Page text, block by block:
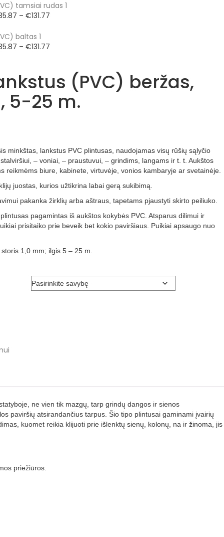
– €131.77Price
through
– €131.77Price
through
€131.77(PVC) beržas,
5-25 m.
minkštas, lankstus PVC plintusas, naudojamas visų rūšių sąlyčio
– voniai, – praustuvui, – grindims, langams ir t. t. Aukštos
reikmėms biure, kabinete, virtuvėje, vonios kambaryje ar svetainėje.
juostas, kurios užtikrina labai gerą sukibimą.
pakanka žirklių arba aštraus, tapetams pjaustyti skirto peiliuko.
pagamintas iš aukštos kokybės PVC. Atsparus dilimui ir
prisitaiko prie beveik bet kokio paviršiaus. Puikiai apsaugo nuo
1,0 mm; ilgis 5 – 25 m.
ne vien tik mazgų, tarp grindų dangos ir sienos
paviršių atsirandančius tarpus. Šio tipo plintusai gaminami įvairių
kuomet reikia klijuoti prie išlenktų sienų, kolonų, na ir žinoma, jis
priežiūros.